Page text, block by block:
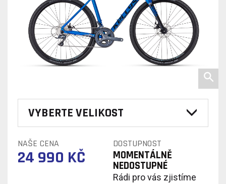
VYBERTE VELIKOST
NAŠE CENA DOSTUPNOST
24 990 KČ MOMENTÁLNĚ
NEDOSTUPNÉ
Rádi pro vás zjistíme